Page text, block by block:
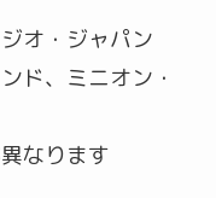
オ・ジャパン
ド、ミニオン・
なります